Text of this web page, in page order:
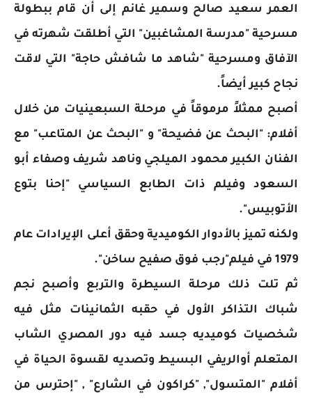
العمر سعيد صالح وسمير غانم إلى أن قام ببطولة
مسرحية "مدرسة المشاغبين" التي أطلقت شهرته في
الآفاق ومسرحية "شاهد ما شافش حاجة" التي لاقت
نجاح كبير أيضاً.
أصبح ممثلاً مرموقاً في مرحلة السبعينيات من خلال
أفلام: "البحث عن فضيحة" و "البحث عن المتاعب" مع
الفنان الكبير محمود الميلجي وناهد شريف وصفاء أبو
السعود وفيلم ذات الطابع السياسي "إحنا بتوع
الأتوبيس".
ولكنه تميز بالأدوار الكوميدية وحقق أعلى الإيرادات عام
1979 في فيلم"رجب فوق صفيح ساخن".
ثم تلت ذلك مرحلة السيطرة والتربع وأصبح نجم
شباك التذاكر الأول في حقبه الثمانينات مثل فيه
شخصيات كوميديه جسد فيه دور المصري الشاب
المتعلم أوالريفي البسيط وتصديه لقسوة الحياة في
أفلام "المتسول", "كراكون في الشارع" , "إحترس من